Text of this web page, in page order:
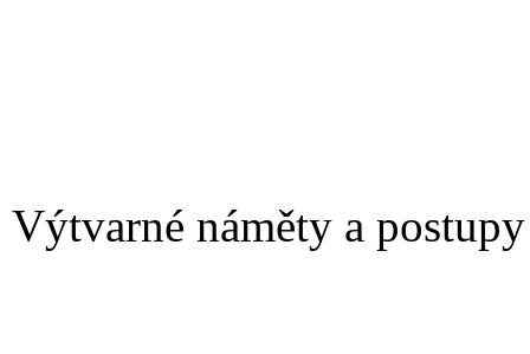
Výtvarné náměty a